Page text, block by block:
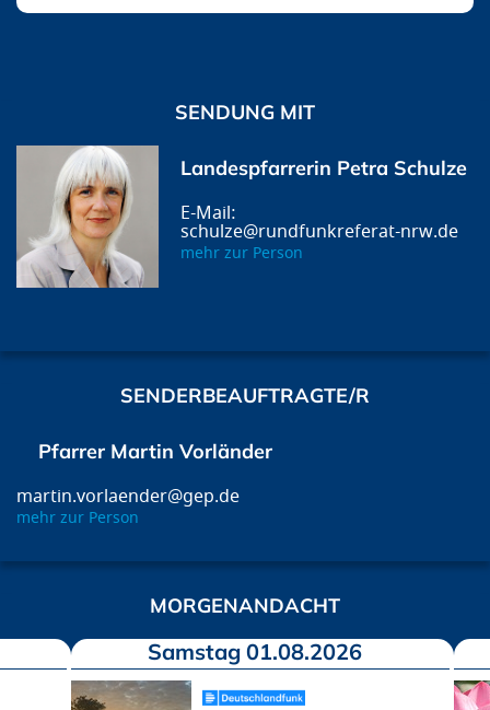
SENDUNG MIT
Landespfarrerin Petra Schulze
schulze@rundfunkreferat-nrw.de
mehr zur Person
SENDERBEAUFTRAGTE/R
Pfarrer Martin Vorländer
martin.vorlaender@gep.de
mehr zur Person
MORGENANDACHT
Samstag 01.08.2026